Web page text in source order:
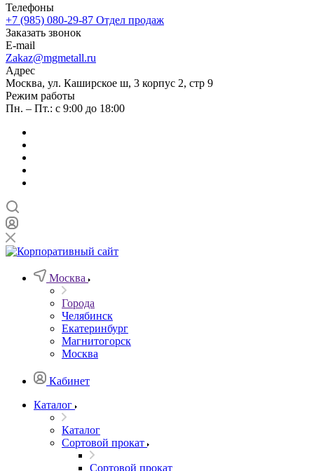
Телефоны
+7 (985) 080-29-87 Отдел продаж
Заказать звонок
E-mail
Zakaz@mgmetall.ru
Адрес
Москва, ул. Каширское ш, 3 корпус 2, стр 9
Режим работы
Пн. – Пт.: с 9:00 до 18:00
Москва
Города
Челябинск
Екатеринбург
Магнитогорск
Москва
Кабинет
Каталог
Каталог
Сортовой прокат
Сортовой прокат